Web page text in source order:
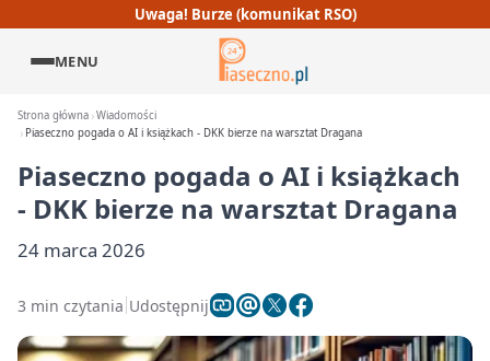
Uwaga! Burze (komunikat RSO)
MENU
Strona główna Wiadomości
Piaseczno pogada o AI i książkach - DKK bierze na warsztat Dragana
Piaseczno pogada o AI i książkach
- DKK bierze na warsztat Dragana
24 marca 2026
3 min czytania Udostępnij